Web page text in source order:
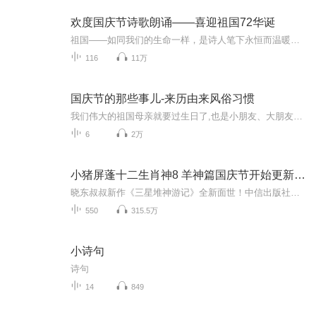
欢度国庆节诗歌朗诵——喜迎祖国72华诞
116 11万
国庆节的那些事儿-来历由来风俗习惯
6 2万
小猪屏蓬十二生肖神8 羊神篇国庆节开始更新啦！
550 315.5万
小诗句
诗句
14 849